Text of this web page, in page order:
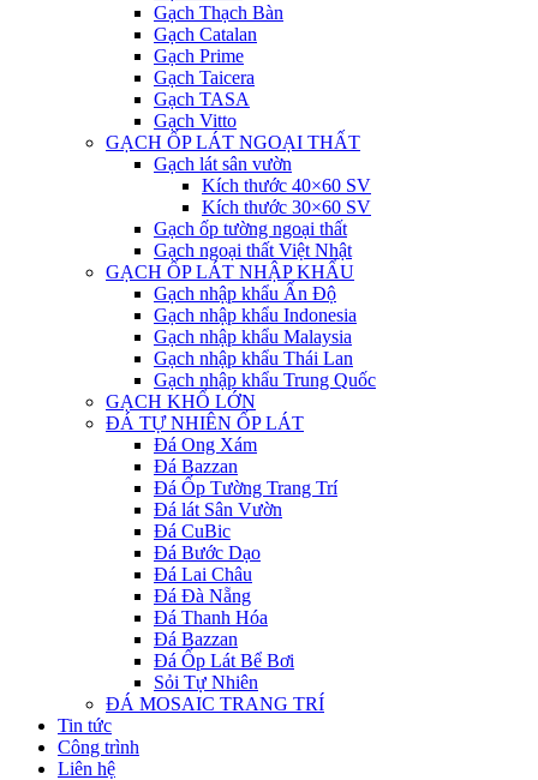
Gạch Thạch Bàn
Gạch Catalan
Gạch Prime
Gạch Taicera
Gạch TASA
Gạch Vitto
GẠCH ỐP LÁT NGOẠI THẤT
Gạch lát sân vườn
Kích thước 40×60 SV
Kích thước 30×60 SV
Gạch ốp tường ngoại thất
Gạch ngoại thất Việt Nhật
GẠCH ỐP LÁT NHẬP KHẨU
Gạch nhập khẩu Ấn Độ
Gạch nhập khẩu Indonesia
Gạch nhập khẩu Malaysia
Gạch nhập khẩu Thái Lan
Gạch nhập khẩu Trung Quốc
GẠCH KHỔ LỚN
ĐÁ TỰ NHIÊN ỐP LÁT
Đá Ong Xám
Đá Bazzan
Đá Ốp Tường Trang Trí
Đá lát Sân Vườn
Đá CuBic
Đá Bước Dạo
Đá Lai Châu
Đá Đà Nẵng
Đá Thanh Hóa
Đá Bazzan
Đá Ốp Lát Bể Bơi
Sỏi Tự Nhiên
ĐÁ MOSAIC TRANG TRÍ
Tin tức
Công trình
Liên hệ